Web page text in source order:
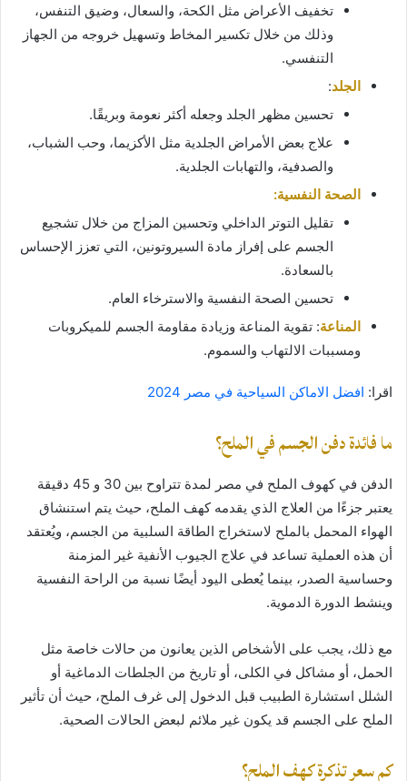
تخفيف الأعراض مثل الكحة، والسعال، وضيق التنفس،
وذلك من خلال تكسير المخاط وتسهيل خروجه من الجهاز
التنفسي.
الجلد:
تحسين مظهر الجلد وجعله أكثر نعومة وبريقًا.
علاج بعض الأمراض الجلدية مثل الأكزيما، وحب الشباب،
والصدفية، والتهابات الجلدية.
الصحة النفسية:
تقليل التوتر الداخلي وتحسين المزاج من خلال تشجيع
الجسم على إفراز مادة السيروتونين، التي تعزز الإحساس
بالسعادة.
تحسين الصحة النفسية والاسترخاء العام.
المناعة: تقوية المناعة وزيادة مقاومة الجسم للميكروبات
ومسببات الالتهاب والسموم.
اقرا: افضل الاماكن السياحية في مصر 2024
ما فائدة دفن الجسم في الملح؟
الدفن في كهوف الملح في مصر لمدة تتراوح بين 30 و 45 دقيقة
يعتبر جزءًا من العلاج الذي يقدمه كهف الملح، حيث يتم استنشاق
الهواء المحمل بالملح لاستخراج الطاقة السلبية من الجسم، ويُعتقد
أن هذه العملية تساعد في علاج الجيوب الأنفية غير المزمنة
وحساسية الصدر، بينما يُعطى اليود أيضًا نسبة من الراحة النفسية
وينشط الدورة الدموية.
مع ذلك، يجب على الأشخاص الذين يعانون من حالات خاصة مثل
الحمل، أو مشاكل في الكلى، أو تاريخ من الجلطات الدماغية أو
الشلل استشارة الطبيب قبل الدخول إلى غرف الملح، حيث أن تأثير
الملح على الجسم قد يكون غير ملائم لبعض الحالات الصحية.
كم سعر تذكرة كهف الملح؟